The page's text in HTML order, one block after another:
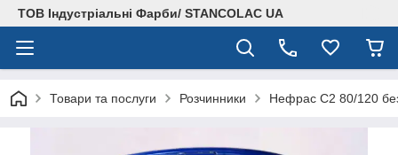
ТОВ Індустріальні Фарби/ STANCOLAC UA
Товари та послуги Розчинники Нефрас С2 80/120